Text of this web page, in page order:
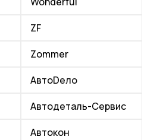
ZF
Zommer
АвтоDeло
Автодеталь-Сервис
Автокон